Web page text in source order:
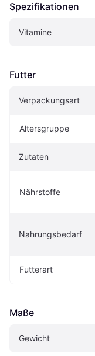
Spezifikationen
Vitamine
Futter
Verpackungsart
Altersgruppe
Zutaten
Nährstoffe
Nahrungsbedarf
Futterart
Maße
Gewicht